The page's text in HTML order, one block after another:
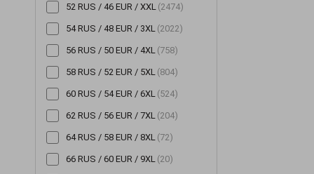
52 RUS / 46 EUR / XXL (2474)
54 RUS / 48 EUR / 3XL (2022)
56 RUS / 50 EUR / 4XL (758)
58 RUS / 52 EUR / 5XL (804)
60 RUS / 54 EUR / 6XL (524)
62 RUS / 56 EUR / 7XL (204)
64 RUS / 58 EUR / 8XL (72)
66 RUS / 60 EUR / 9XL (20)